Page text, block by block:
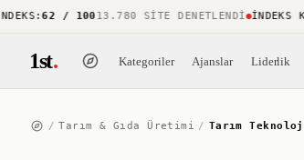
:62 / 100 13.780 SITE DENETLENDI İNDEKS
1st. Kategoriler Ajanslar Liderlik
/ Tarım & Gıda Üretimi / Tarım